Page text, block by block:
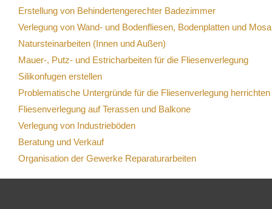
Erstellung von Behindertengerechter Badezimmer
Verlegung von Wand- und Bodenfliesen, Bodenplatten und
Natursteinarbeiten (Innen und Außen)
Mauer-, Putz- und Estricharbeiten für die Fliesenverlegung
Silikonfugen erstellen
Problematische Untergründe für die Fliesenverlegung herrichten
Fliesenverlegung auf Terassen und Balkone
Verlegung von Industrieböden
Beratung und Verkauf
Organisation der Gewerke Reparaturarbeiten